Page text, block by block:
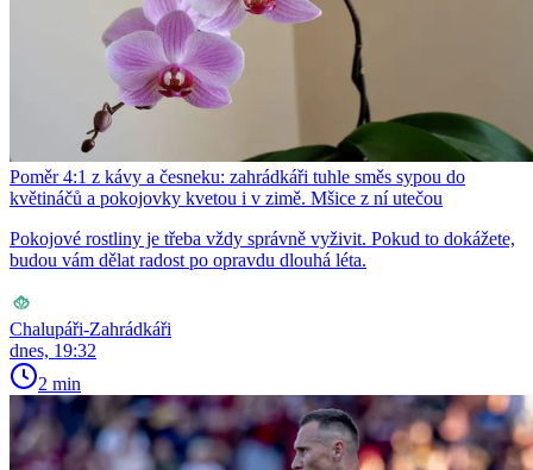
Poměr 4:1 z kávy a česneku: zahrádkáři tuhle směs sypou do
květináčů a pokojovky kvetou i v zimě. Mšice z ní utečou
Pokojové rostliny je třeba vždy správně vyživit. Pokud to dokážete,
budou vám dělat radost po opravdu dlouhá léta.
Chalupáři-Zahrádkáři
dnes, 19:32
2 min